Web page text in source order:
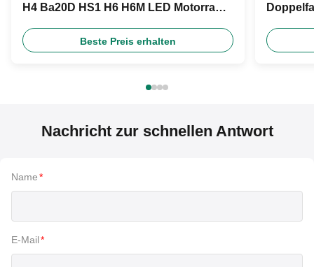
H4 Ba20D HS1 H6 H6M LED Motorrad
Beste Preis erhalten
Nachricht zur schnellen Antwort
Name*
E-Mail*